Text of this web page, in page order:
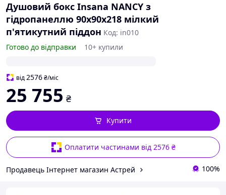
Душовий бокс Insana NANCY з
гідропанеллю 90x90x218 мілкий
п'ятикутний піддон Код: in010
Готово до відправки
10+ купили
від2576₴/міс
25 755 ₴
Оплатити частинами від 2576 ₴
Купити
Продавець Інтернет магазин Астрей 100%